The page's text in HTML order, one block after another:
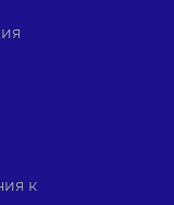
к